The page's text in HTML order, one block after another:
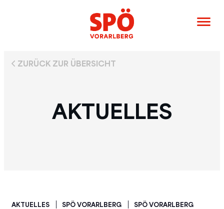
ZURÜCK ZUR ÜBERSICHT
AKTUELLES
AKTUELLES SPÖ VORARLBERG SPÖ VORARLBERG